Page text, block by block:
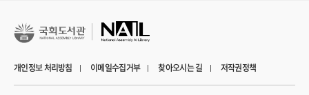
개인정보 처리방침 이메일수집거부 찾아오시는 길 저작권정책